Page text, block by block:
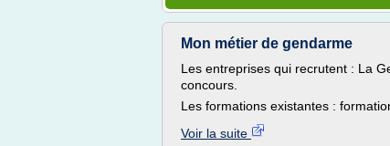
Mon métier de gendarme
Les entreprises qui recrutent : La
concours.
Les formations existantes :
Voir la suite